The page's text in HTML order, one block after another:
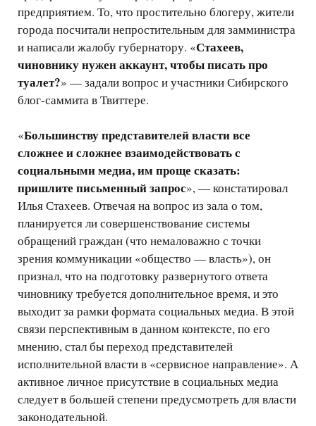
предприятием. То, что простительно блогеру, жители
города посчитали непростительным для замминистра
и написали жалобу губернатору. «Стахеев,
чиновнику нужен аккаунт, чтобы писать про
туалет?» — задали вопрос и участники Сибирского
блог-саммита в Твиттере.
«Большинству представителей власти все
сложнее и сложнее взаимодействовать с
социальными медиа, им проще сказать:
пришлите письменный запрос», — констатировал
Илья Стахеев. Отвечая на вопрос из зала о том,
планируется ли совершенствование системы
обращений граждан (что немаловажно с точки
зрения коммуникации «общество — власть»), он
признал, что на подготовку развернутого ответа
чиновнику требуется дополнительное время, и это
выходит за рамки формата социальных медиа. В этой
связи перспективным в данном контексте, по его
мнению, стал бы переход представителей
исполнительной власти в «сервисное направление». А
активное личное присутствие в социальных медиа
следует в большей степени предусмотреть для власти
законодательной.